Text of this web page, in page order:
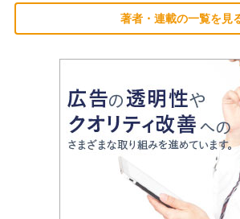
著者・連載の一覧を見